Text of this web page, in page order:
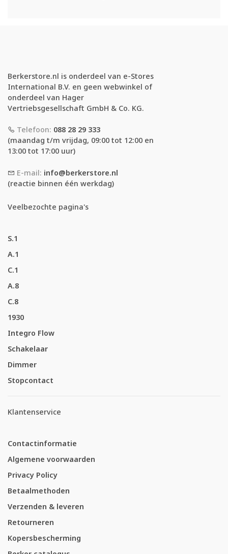
Berkerstore.nl is onderdeel van e-Stores
International B.V. en geen webwinkel of
onderdeel van Hager
Vertriebsgesellschaft GmbH & Co. KG.
Telefoon: 088 28 29 333
(maandag t/m vrijdag, 09:00 tot 12:00 en
13:00 tot 17:00 uur)
E-mail: info@berkerstore.nl
(reactie binnen één werkdag)
Veelbezochte pagina's
S.1
A.1
C.1
A.8
C.8
1930
Integro Flow
Schakelaar
Dimmer
Stopcontact
Klantenservice
Contactinformatie
Algemene voorwaarden
Privacy Policy
Betaalmethoden
Verzenden & leveren
Retourneren
Kopersbescherming